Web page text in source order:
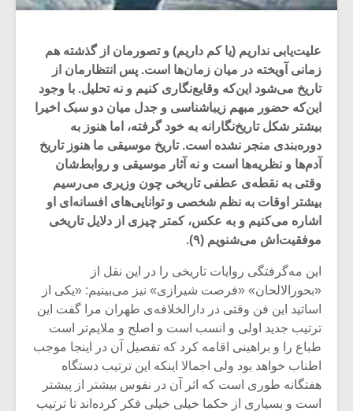
علیت‌یابی نداریم (یا کم داریم) و تصورمان از گذشته هم
زمانی آویخته در میان زمان‌ها است. پس انتظارمان از
تاریخ می‌شود این‌که وقایع‌نگاری کنیم و نه تحلیل. با وجود
این‌که حضور مبهم زیباشناسی و جدل میان دو سبک اخیرا
بیشتر شکل تاریخ‌نگارانه به خود گرفته، اما هنوز به
دوره‌بندی منجر نشده است. تاریخ موسیقی ما هنوز تاریخ
آدم‌ها و نظریه‌ها است و نه آثار موسیقی و روابط‌شان
وقتی به نقطه‌ی عطفی تاریخی چون وزیری می‌رسیم
بیشتر اوقات به نظم شخصی و توانایی‌های افسانه‌ای او
اشاره می‌کنیم و به عکس، کمتر چیزی از دلایل تاریخی
موفقیت‌اش می‌شنویم (۹).
این مه‌گرفتگی روایات‌ تاریخی را در این نقل از
«بحورالالحان» «فرصت شیرازی» نیز می‌بینیم: «یکی از
اساتید این فن وقتی در دارالخلافه‌ی طهران مرا گفت این
ترتیب جدید اولی و انسب است و اصلح و ملایم‌تر است
طباع را و براهینی اقامه کرد که تفصیل آن در اینجا موجب
اطناب خواهد بود ولی اجمالا اینکه این ترتیب دستگاه
هفتگانه طوری است که اثر آن در نفوس بیشتر از پیشتر
است و بسیاری از حکما خیلی خیلی فکر کرده‌اند تا ترتیب